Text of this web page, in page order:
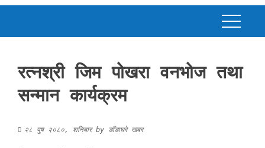
रत्नश्री जिम पोखरा वनभोज तथा
सन्मान कार्यक्रम
२८ पुष २०८०, शनिबारby डाँडाघरे खबर